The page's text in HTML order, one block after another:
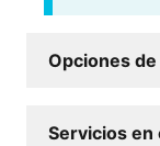
Opciones
Servicios en